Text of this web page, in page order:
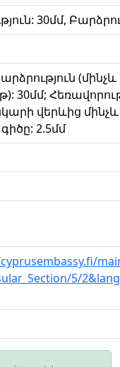
30մմ,
30մմ;
վերևից
2.5մմ
5/